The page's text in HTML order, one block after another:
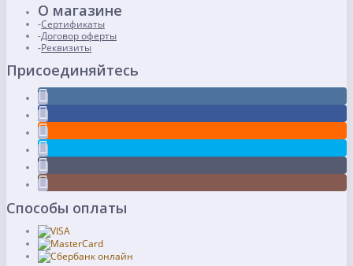
О магазине
Сертификаты
Договор оферты
Реквизиты
Присоединяйтесь
Способы оплаты